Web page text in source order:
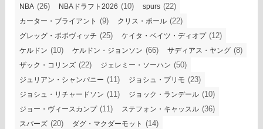
NBA (26) NBAドラフト2026 (10) spurs (22)
カーター・ブライアント (9) クリス・ポール (22)
グレッグ・ポポヴィッチ (25) ケイタ・ベイツ・ディオプ(12)
ケルドン (10) ケルドン・ジョンソン (66) サディアス・ヤング (8)
ザック・コリンズ (22) ジェレミー・ソーハン (50)
ジュリアン・シャンパニー (11) ジョシュ・プリモ (23)
ジョシュ・リチャードソン (11) ジョック・ランデール (10)
ジョー・ヴィースカンプ(11) ステフォン・キャッスル (36)
スパーズ (20) ダグ・マクダーモット (14)